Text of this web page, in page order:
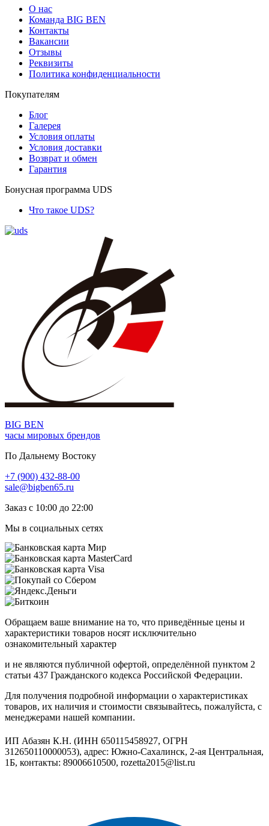
О нас
Команда BIG BEN
Контакты
Вакансии
Отзывы
Реквизиты
Политика конфиденциальности
Покупателям
Блог
Галерея
Условия оплаты
Условия доставки
Возврат и обмен
Гарантия
Бонусная программа UDS
Что такое UDS?
BIG BEN
часы мировых брендов
По Дальнему Востоку
+7 (900) 432-88-00
sale@bigben65.ru
Заказ с 10:00 до 22:00
Мы в социальных сетях
Обращаем ваше внимание на то, что приведённые цены и
характеристики товаров носят исключительно
ознакомительный характер
и не являются публичной офертой, определённой пунктом 2
статьи 437 Гражданского кодекса Российской Федерации.
Для получения подробной информации о характеристиках
товаров, их наличия и стоимости связывайтесь, пожалуйста, с
менеджерами нашей компании.
ИП Абазян К.Н. (ИНН 650115458927, ОГРН
312650110000053), адрес: Южно-Сахалинск, 2-ая Центральная,
1Б, контакты: 89006610500, rozetta2015@list.ru